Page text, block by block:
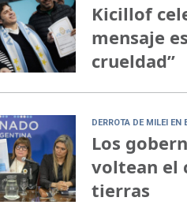
Kicillof
mensaje
crueldad”
DERROTA DE MILEI EN
Los
voltean el
tierras